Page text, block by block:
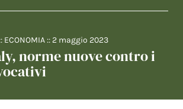
:: ECONOMIA :: 2 maggio 2023
norme nuove contro i